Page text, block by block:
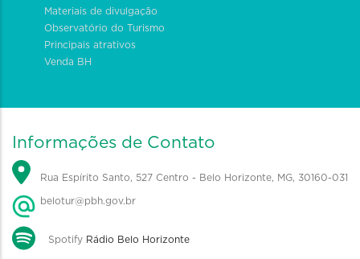
Materiais de divulgação
Observatório do Turismo
Principais atrativos
Venda BH
Informações de Contato
Rua Espírito Santo, 527 Centro - Belo Horizonte, MG, 30160-031
belotur@pbh.gov.br
Spotify Rádio Belo Horizonte